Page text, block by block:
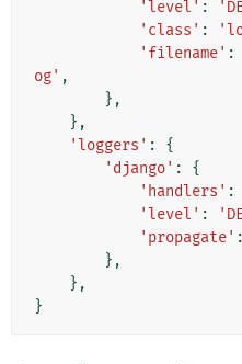
'level' :
'class' :
'filename' :
og' ,
},
},
'loggers' :
{
'django' :
{
'handlers' :
'level' :
'propagate' :
},
},
}